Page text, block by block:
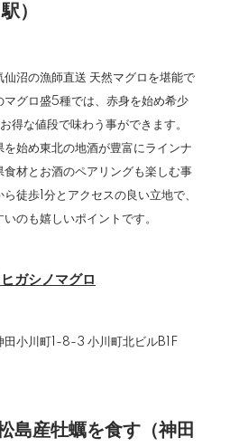
）
仙沼の漁師直送 天然マグロを堪能で
マグロ盛5種では、赤身を始め希少
得な値段で味わう事ができます。
始め東北の地酒が豊富にラインナ
食材とお酒のペアリングも楽しむ事
徒歩1分とアクセスの良い立地で、
のも嬉しいポイントです。
ガシノマグロ
田小川町1-8-3 小川町北ビルB1F
島産牡蠣を食す（神田